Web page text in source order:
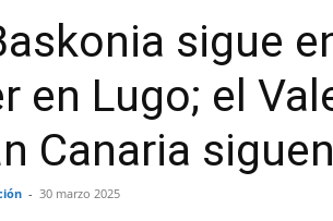
sigue
en Lugo; el
Canaria
- 30 marzo 2025